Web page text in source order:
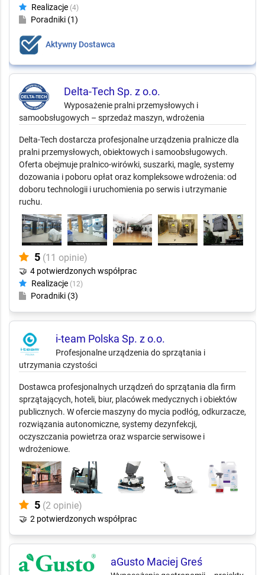
Realizacje (4)
Poradniki (1)
Aktywny Dostawca
Delta-Tech Sp. z o.o.
Wyposażenie pralni przemysłowych i
samoobsługowych – sprzedaż maszyn, wdrożenia
Delta-Tech dostarcza profesjonalne urządzenia pralnicze dla
pralni przemysłowych, obiektowych i samoobsługowych.
Oferta obejmuje pralnico-wirówki, suszarki, magle, systemy
dozowania i poboru opłat oraz kompleksowe wdrożenia: od
doboru technologii i uruchomienia po serwis i utrzymanie
ruchu.
5 (11 opinie)
🤝 4 potwierdzonych współprac
Realizacje (12)
Poradniki (3)
i-team Polska Sp. z o.o.
Profesjonalne urządzenia do sprzątania i
utrzymania czystości
Dostawca profesjonalnych urządzeń do sprzątania dla firm
sprzątających, hoteli, biur, placówek medycznych i obiektów
publicznych. W ofercie maszyny do mycia podłóg, odkurzacze,
rozwiązania autonomiczne, systemy dezynfekcji,
oczyszczania powietrza oraz wsparcie serwisowe i
wdrożeniowe.
5 (2 opinie)
🤝 2 potwierdzonych współprac
aGusto Maciej Greś